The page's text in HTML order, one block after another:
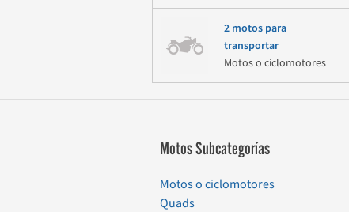
2 motos para
transportar
Motos o ciclomotores
Motos Subcategorías
Motos o ciclomotores
Quads